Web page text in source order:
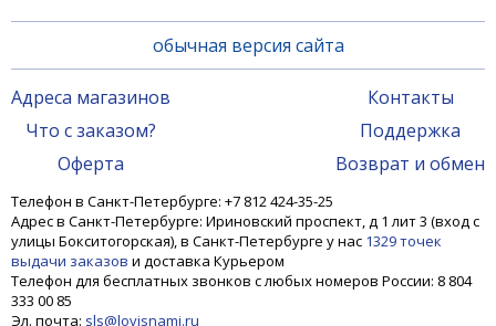
Воблер Stinger Booster VIB 30гр-95мм #006
550 ₽
обычная версия сайта
Адреса магазинов
Что с заказом?
Оферта
Контакты
Поддержка
Возврат и обмен
Телефон в Санкт-Петербурге: +7 812 424-35-25
Адрес в Санкт-Петербурге: Ириновский проспект, д 1 лит 3 (вход с
улицы Бокситогорская), в Санкт-Петербурге у нас 1329 точек
выдачи заказов и доставка Курьером
Телефон для бесплатных звонков с любых номеров России: 8 804
333 00 85
Эл. почта: sls@lovisnami.ru